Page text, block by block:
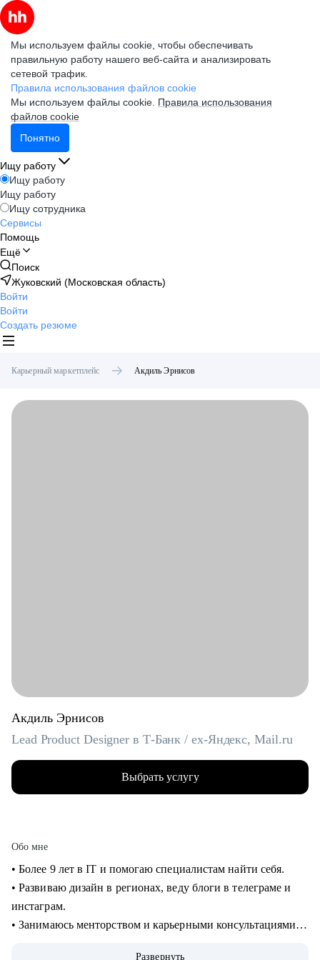
Мы используем файлы cookie, чтобы обеспечивать
правильную работу нашего веб-сайта и анализировать
сетевой трафик.
Правила использования файлов cookie
Мы используем файлы cookie. Правила использования
файлов cookie
Понятно
Ищу работу
Ищу работу
Ищу работу
Ищу сотрудника
Сервисы
Помощь
Ещё
Поиск
Жуковский (Московская область)
Войти
Войти
Создать резюме
Карьерный маркетплейс Акдиль Эрнисов
Акдиль Эрнисов
Lead Product Designer в Т-Банк / ex-Яндекс, Mail.ru
Выбрать услугу
Обо мне
• Более 9 лет в IT и помогаю специалистам найти себя.
• Развиваю дизайн в регионах, веду блоги в телеграме и
инстаграм.
• Занимаюсь менторством и карьерными консультациями с
Развернуть